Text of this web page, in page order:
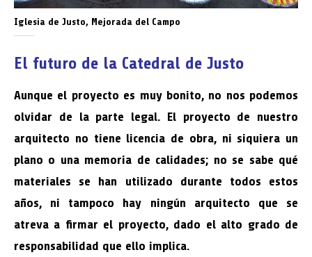
Iglesia de Justo, Mejorada del Campo
El futuro de la Catedral de Justo
Aunque el proyecto es muy bonito, no nos podemos
olvidar de la parte legal. El proyecto de nuestro
arquitecto no tiene licencia de obra, ni siquiera un
plano o una memoria de calidades; no se sabe qué
materiales se han utilizado durante todos estos
años, ni tampoco hay ningún arquitecto que se
atreva a firmar el proyecto, dado el alto grado de
responsabilidad que ello implica.